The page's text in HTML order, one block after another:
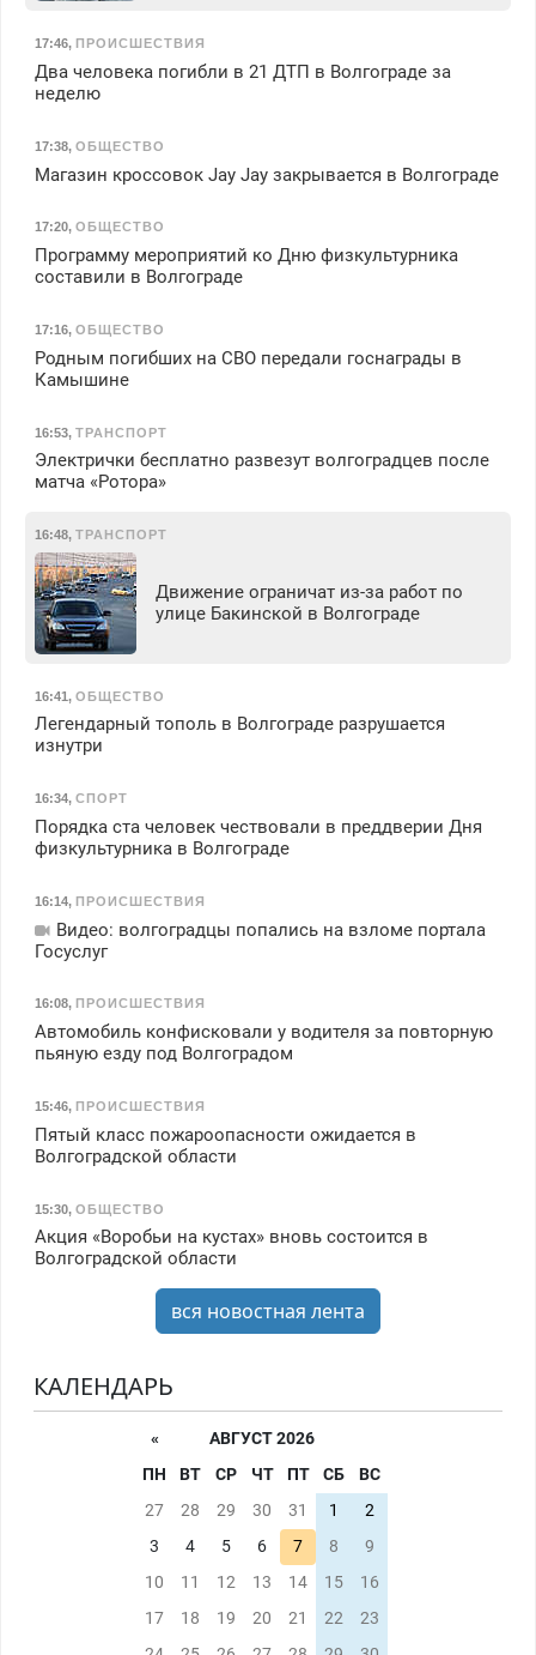
17:46, ПРОИСШЕСТВИЯ
Два человека погибли в 21 ДТП в Волгограде за
неделю
17:38, ОБЩЕСТВО
Магазин кроссовок Jay Jay закрывается в Волгограде
17:20, ОБЩЕСТВО
Программу мероприятий ко Дню физкультурника
составили в Волгограде
17:16, ОБЩЕСТВО
Родным погибших на СВО передали госнаграды в
Камышине
16:53, ТРАНСПОРТ
Электрички бесплатно развезут волгоградцев после
матча «Ротора»
16:48, ТРАНСПОРТ
Движение ограничат из-за работ по
улице Бакинской в Волгограде
16:41, ОБЩЕСТВО
Легендарный тополь в Волгограде разрушается
изнутри
16:34, СПОРТ
Порядка ста человек чествовали в преддверии Дня
физкультурника в Волгограде
16:14, ПРОИСШЕСТВИЯ
Видео: волгоградцы попались на взломе портала
Госуслуг
16:08, ПРОИСШЕСТВИЯ
Автомобиль конфисковали у водителя за повторную
пьяную езду под Волгоградом
15:46, ПРОИСШЕСТВИЯ
Пятый класс пожароопасности ожидается в
Волгоградской области
15:30, ОБЩЕСТВО
Акция «Воробьи на кустах» вновь состоится в
Волгоградской области
вся новостная лента
КАЛЕНДАРЬ
«
АВГУСТ 2026
ПН
ВТ СР ЧТ ПТ СБ
ВС
27
28 29 30 31 1
2
3
4 5 6 7 8
9
10
11 12 13 14 15
16
17
18 19 20 21 22
23